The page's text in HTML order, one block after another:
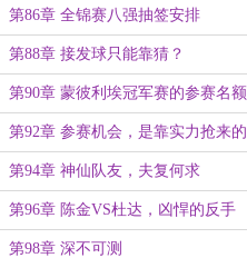
面，分外眼红！
第86章 全锦赛八强抽签安排
第88章 接发球只能靠猜？
第90章 蒙彼利埃冠军赛的参赛名额
第92章 参赛机会，是靠实力抢来的
第94章 神仙队友，夫复何求
第96章 陈金VS杜达，凶悍的反手
抽直线！
第98章 深不可测